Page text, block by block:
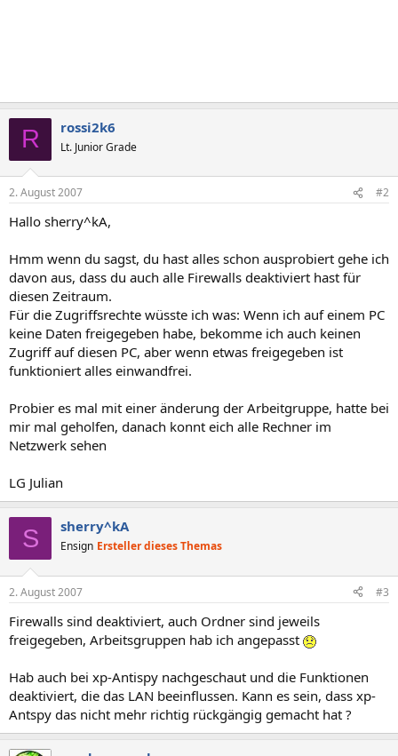
R rossi2k6
Lt. Junior Grade
2. August 2007 #2
Hallo sherry^kA,
Hmm wenn du sagst, du hast alles schon ausprobiert gehe ich
davon aus, dass du auch alle Firewalls deaktiviert hast für
diesen Zeitraum.
Für die Zugriffsrechte wüsste ich was: Wenn ich auf einem PC
keine Daten freigegeben habe, bekomme ich auch keinen
Zugriff auf diesen PC, aber wenn etwas freigegeben ist
funktioniert alles einwandfrei.
Probier es mal mit einer änderung der Arbeitgruppe, hatte bei
mir mal geholfen, danach konnt eich alle Rechner im
Netzwerk sehen
LG Julian
S sherry^kA
Ensign Ersteller dieses Themas
2. August 2007 #3
Firewalls sind deaktiviert, auch Ordner sind jeweils
freigegeben, Arbeitsgruppen hab ich angepasst
Hab auch bei xp-Antispy nachgeschaut und die Funktionen
deaktiviert, die das LAN beeinflussen. Kann es sein, dass xp-
Antspy das nicht mehr richtig rückgängig gemacht hat ?